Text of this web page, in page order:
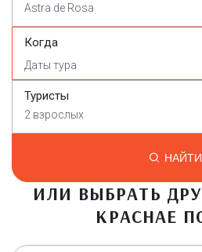
Astra de Rosa
Когда
Туристы
2 взрослых
НАЙТИ
ИЛИ ВЫБРАТЬ
КРАСНАЕ